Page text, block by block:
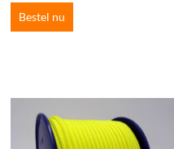
Bestel nu